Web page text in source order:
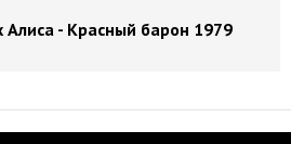
- Красный барон 1979